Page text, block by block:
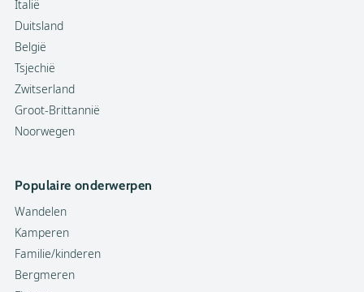
Italië
Duitsland
België
Tsjechië
Zwitserland
Groot-Brittannië
Noorwegen
Populaire onderwerpen
Wandelen
Kamperen
Familie/kinderen
Bergmeren